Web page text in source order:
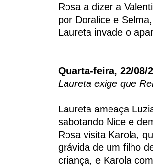
Rosa a dizer a
por Doralice e
Laureta invade o
Quarta-feira, 22/08/
Laureta exige que
Laureta ameaça
sabotando Nice e
Rosa visita Karola,
grávida de um filho
criança, e Karola